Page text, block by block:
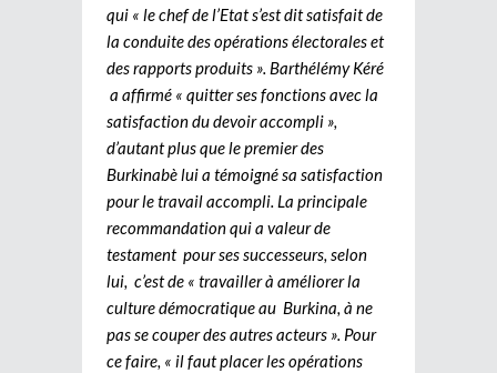
qui « le chef de l’Etat s’est dit satisfait de
la conduite des opérations électorales et
des rapports produits ». Barthélémy Kéré
a affirmé « quitter ses fonctions avec la
satisfaction du devoir accompli »,
d’autant plus que le premier des
Burkinabè lui a témoigné sa satisfaction
pour le travail accompli. La principale
recommandation qui a valeur de
testament pour ses successeurs, selon
lui, c’est de « travailler à améliorer la
culture démocratique au Burkina, à ne
pas se couper des autres acteurs ». Pour
ce faire, « il faut placer les opérations